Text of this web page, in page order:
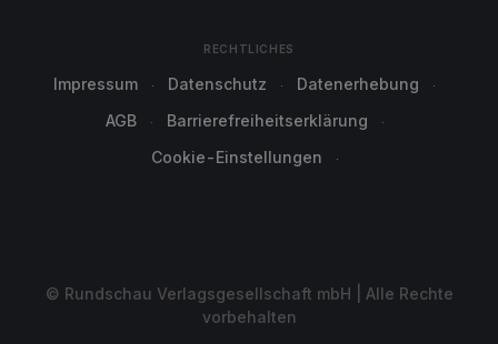
RECHTLICHES
Impressum Datenschutz
Datenerhebung
AGB
Barrierefreiheitserklärung
Cookie-Einstellungen
© Rundschau Verlagsgesellschaft mbH | Alle Rechte
vorbehalten